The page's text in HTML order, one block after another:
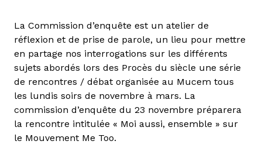
La Commission d’enquête est un atelier de
réflexion et de prise de parole, un lieu pour mettre
en partage nos interrogations sur les différents
sujets abordés lors des Procès du siècle une série
de rencontres / débat organisée au Mucem tous
les lundis soirs de novembre à mars. La
commission d’enquête du 23 novembre préparera
la rencontre intitulée « Moi aussi, ensemble » sur
le Mouvement Me Too.